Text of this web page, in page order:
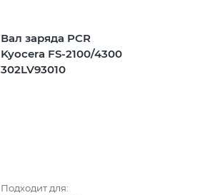
Вал заряда PCR
Kyocera FS-2100/4300
302LV93010
Подходит для: